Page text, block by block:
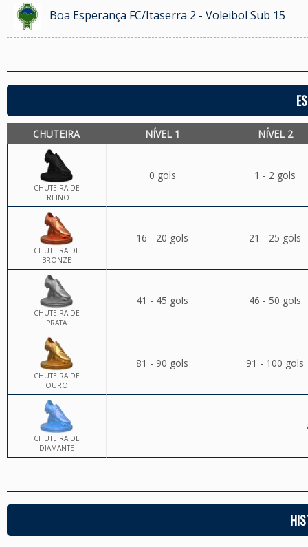
Boa Esperança FC/Itaserra 2 - Voleibol Sub 15
CHUTEIRA NÍVEL 1 NÍVEL 2
CHUTEIRA DE
TREINO
0 gols 1 - 2 gols
CHUTEIRA DE
BRONZE
16 - 20 gols 21 - 25 gols
CHUTEIRA DE
PRATA
41 - 45 gols 46 - 50 gols
CHUTEIRA DE
OURO
81 - 90 gols 91 - 100 gols
CHUTEIRA DE
DIAMANTE